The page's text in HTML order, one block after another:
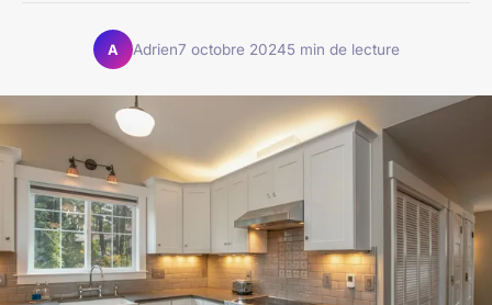
A Adrien7 octobre 20245 min de lecture